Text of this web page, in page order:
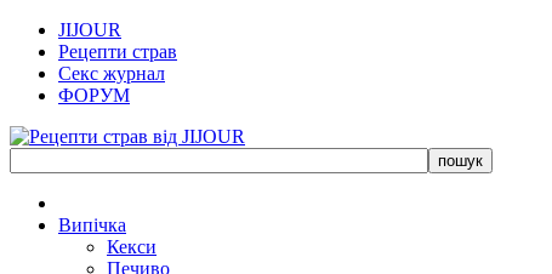
JIJOUR
Рецепти страв
Секс журнал
ФОРУМ
Випічка
Кекси
Печиво